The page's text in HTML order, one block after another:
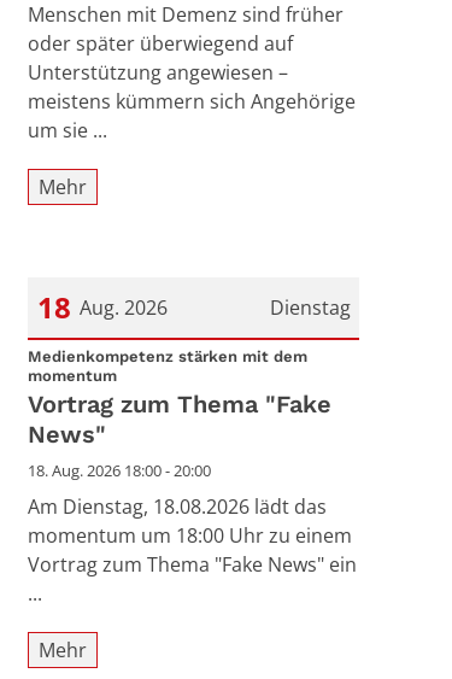
Menschen mit Demenz sind früher
oder später überwiegend auf
Unterstützung angewiesen –
meistens kümmern sich Angehörige
um sie ...
Mehr
Dienstag
18 Aug. 2026
Datum: 18. August 2026
Medienkompetenz stärken mit dem
momentum:
Vortrag zum Thema "Fake
News"
18. Aug. 2026 18:00 - 20:00
Am Dienstag, 18.08.2026 lädt das
momentum um 18:00 Uhr zu einem
Vortrag zum Thema "Fake News" ein
...
Mehr